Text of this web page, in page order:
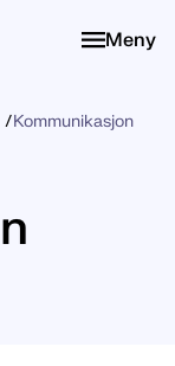
Meny
Meny
Kommunikasjon